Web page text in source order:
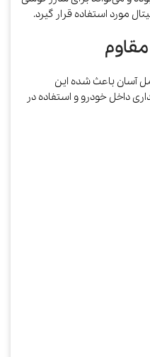
مورد استفاده قرار گیرد.
آسان باعث شده این
داخل خودرو و استفاده در